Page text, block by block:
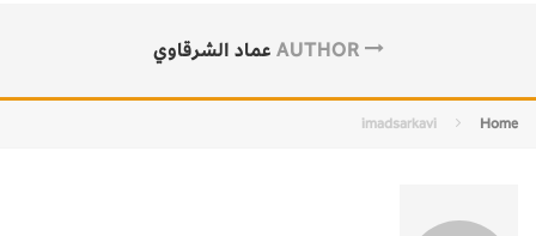
AUTHOR عماد الشرقاوي
Home
imadsarkavi